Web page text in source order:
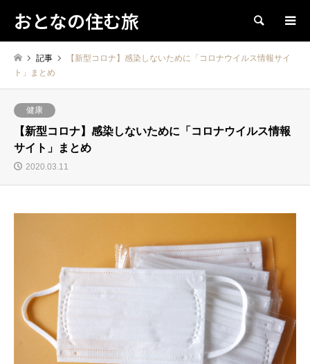
おとなの住む旅 検索
記事
【新型コロナ】感染しないために「コロナウイルス情報サイ
ト」まとめ
健康
【新型コロナ】感染しないために「コロナウイルス情報
サイト」まとめ
2020.03.11